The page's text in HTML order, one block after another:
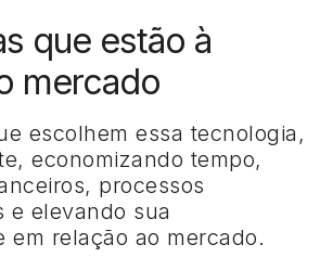
que estão à
mercado
escolhem essa tecnologia,
economizando tempo,
processos
e elevando sua
em relação ao mercado.